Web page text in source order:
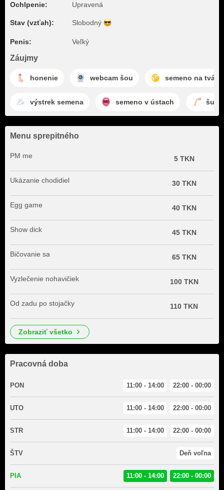
Ochlpenie: Upravená
Stav (vzťah): Slobodný
Penis: Veľký
Záujmy
honenie webcam šou semeno na tvári
výstrek semena semeno v ústach
Menu sprepitného
PM me 5 TKN
Ukázanie chodidiel 30 TKN
Egg game 40 TKN
Show dick 45 TKN
Bičovanie sa 65 TKN
Vyzlečenie nohavičiek 100 TKN
Od zadu po stojačky 110 TKN
zobraziť všetko
Pracovná doba
PON 11:00 - 14:00 22:00 - 00:00
UTO 11:00 - 14:00 22:00 - 00:00
STR 11:00 - 14:00 22:00 - 00:00
ŠTV Deň voľna
PIA 11:00 - 14:00 22:00 - 00:00